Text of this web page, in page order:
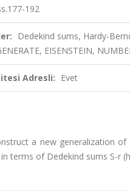
192
Dedekind sums, Hardy-
EISENSTEIN,
Adresli: Evet
a new generalization
terms of Dedekind sums S-r